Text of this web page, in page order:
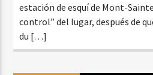
estación de esquí de Mont-
control” del lugar, después de
du […]